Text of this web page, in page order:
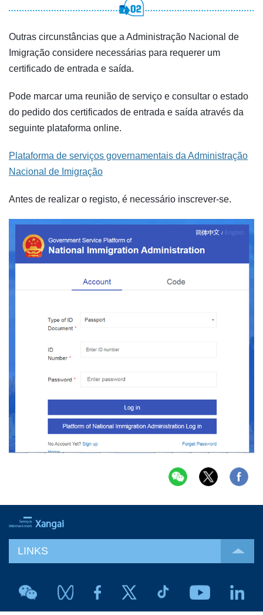
Outras circunstâncias que a Administração Nacional de
Imigração considere necessárias para requerer um
certificado de entrada e saída.
Pode marcar uma reunião de serviço e consultar o estado
do pedido dos certificados de entrada e saída através da
seguinte plataforma online.
Plataforma de serviços governamentais da Administração
Nacional de Imigração
Antes de realizar o registo, é necessário inscrever-se.
LINKS